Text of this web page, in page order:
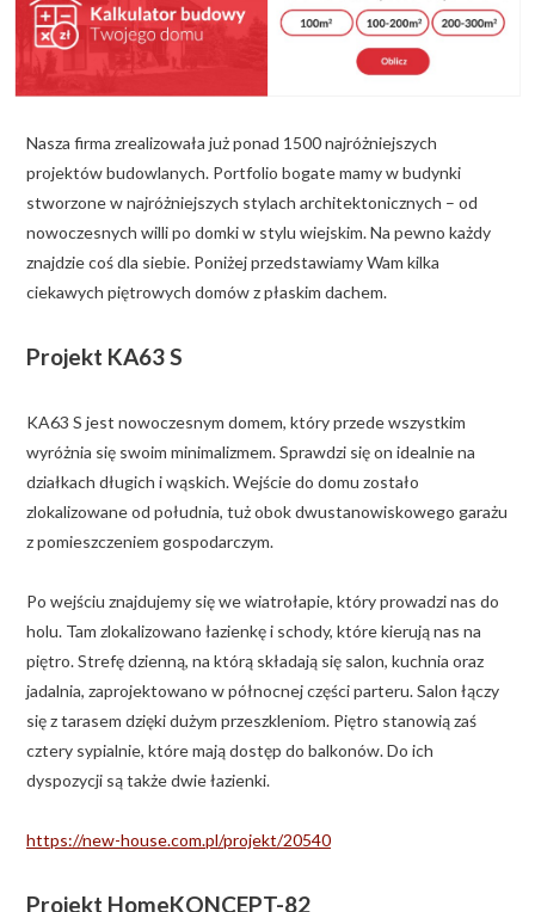
BLOG
O NAS
KONAKT
ZAPISZ SIĘ
Nasza firma zrealizowała już ponad 1500 najróżniejszych
projektów budowlanych. Portfolio bogate mamy w budynki
stworzone w najróżniejszych stylach architektonicznych – od
nowoczesnych willi po domki w stylu wiejskim. Na pewno każdy
znajdzie coś dla siebie. Poniżej przedstawiamy Wam kilka
ciekawych piętrowych domów z płaskim dachem.
Projekt KA63 S
KA63 S jest nowoczesnym domem, który przede wszystkim
wyróżnia się swoim minimalizmem. Sprawdzi się on idealnie na
działkach długich i wąskich. Wejście do domu zostało
zlokalizowane od południa, tuż obok dwustanowiskowego garażu
z pomieszczeniem gospodarczym.
Po wejściu znajdujemy się we wiatrołapie, który prowadzi nas do
holu. Tam zlokalizowano łazienkę i schody, które kierują nas na
piętro. Strefę dzienną, na którą składają się salon, kuchnia oraz
jadalnia, zaprojektowano w północnej części parteru. Salon łączy
się z tarasem dzięki dużym przeszkleniom. Piętro stanowią zaś
cztery sypialnie, które mają dostęp do balkonów. Do ich
dyspozycji są także dwie łazienki.
https://new-house.com.pl/projekt/20540
Projekt HomeKONCEPT-82